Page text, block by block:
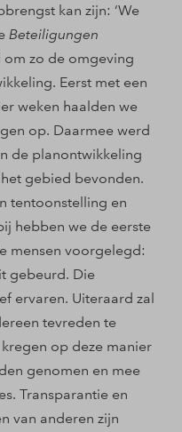
kan zijn: ‘We
Beteiligungen
zo de omgeving
Eerst met een
weken haalden we
op. Daarmee werd
de planontwikkeling
gebied bevonden.
tentoonstelling en
hebben we de eerste
mensen voorgelegd:
gebeurd. Die
ervaren. Uiteraard zal
tevreden te
op deze manier
genomen en mee
Transparantie en
van anderen zijn